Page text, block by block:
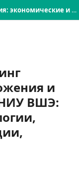
Мониторинг общественного мнения: экономические и социальные перемены
и
НИУ ВШЭ: